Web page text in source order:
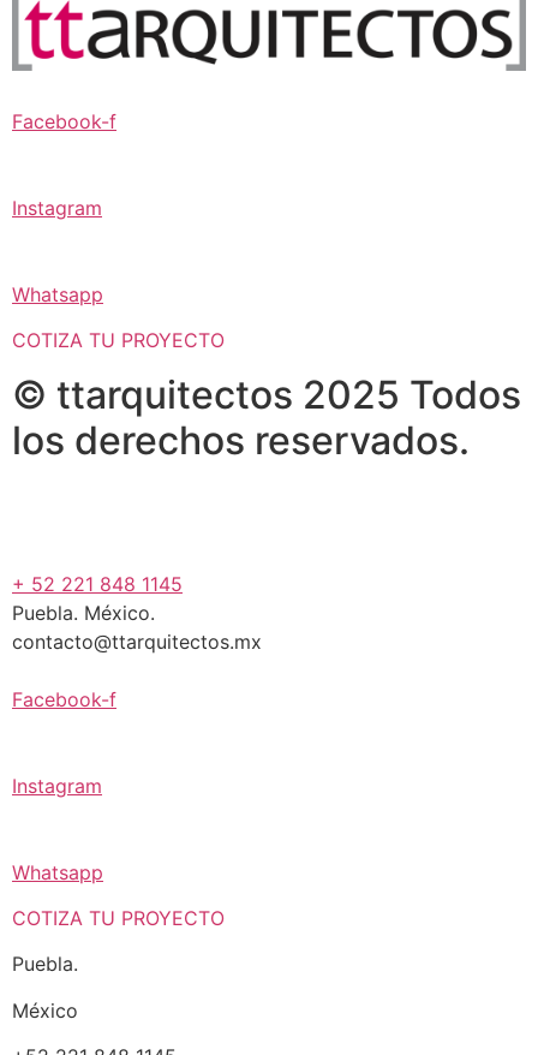
Facebook-f
Instagram
Whatsapp
COTIZA TU PROYECTO
© ttarquitectos 2025 Todos
los derechos reservados.
+ 52 221 848 1145
Puebla. México.
contacto@ttarquitectos.mx
Facebook-f
Instagram
Whatsapp
COTIZA TU PROYECTO
Puebla.
México